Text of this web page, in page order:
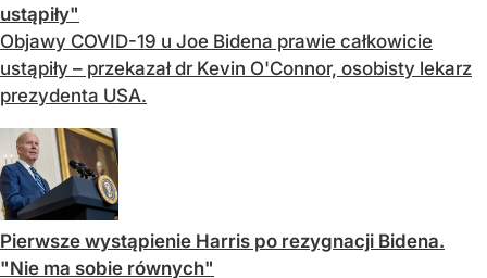
ustąpiły"
Objawy COVID-19 u Joe Bidena prawie całkowicie
ustąpiły – przekazał dr Kevin O'Connor, osobisty lekarz
prezydenta USA.
Pierwsze wystąpienie Harris po rezygnacji Bidena.
"Nie ma sobie równych"